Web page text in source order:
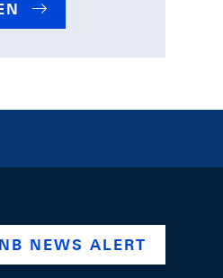
company/swiss-
www.youtube.com/
NEWS ALERT